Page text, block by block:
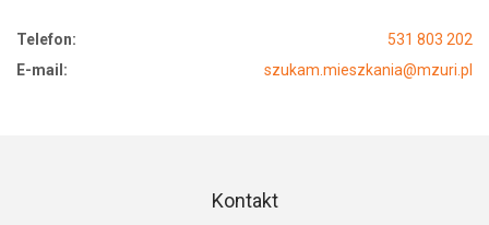
Telefon:
531 803 202
E-mail:
szukam.mieszkania@mzuri.pl
Kontakt